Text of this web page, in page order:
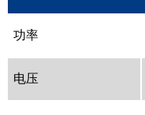
功率
电压